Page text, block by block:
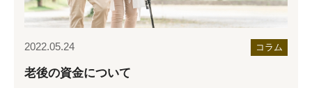
2022.05.24 コラム
老後の資金について